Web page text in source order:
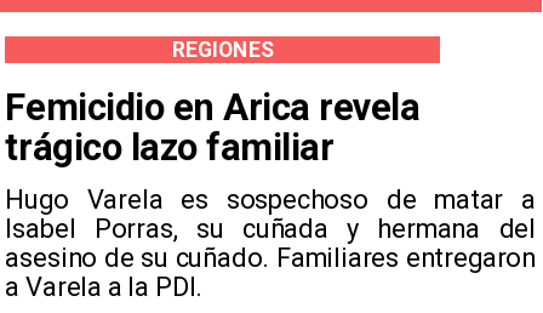
Femicidio en Arica revela
trágico lazo familiar
Hugo Varela es sospechoso de matar a
Isabel Porras, su cuñada y hermana del
asesino de su cuñado. Familiares entregaron
a Varela a la PDI.
REGIONES